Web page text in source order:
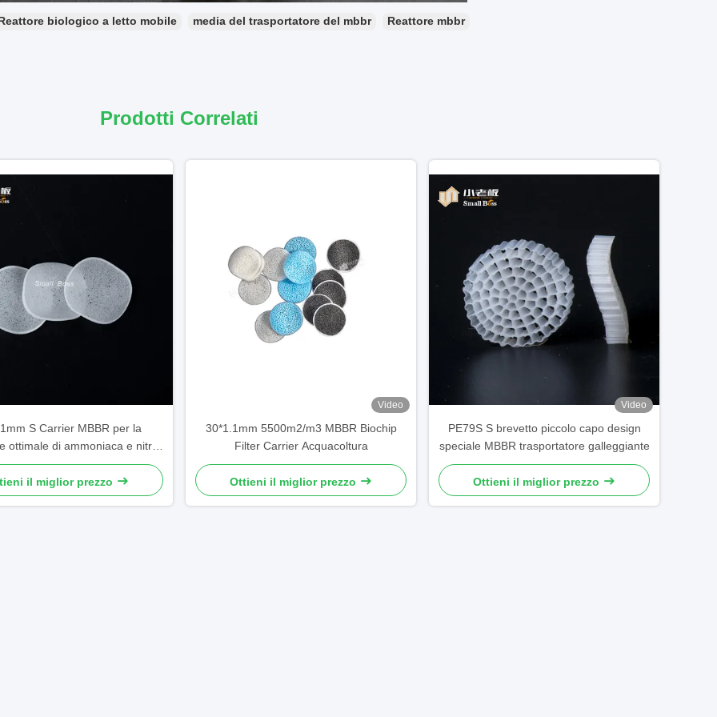
biologico a letto mobile media del trasportatore del mbbr Reattore mbbr
Prodotti Correlati
S Carrier MBBR per la
ottimale di ammoniaca e nitriti
filtrazione in acquacoltura
il miglior prezzo
Video
30*1.1mm 5500m2/m3 MBBR Biochip
Filter Carrier Acquacoltura
Ottieni il miglior prezzo
Video
PE79S S brevetto piccolo capo design
speciale MBBR trasportatore galleggiante
Ottieni il miglior prezzo